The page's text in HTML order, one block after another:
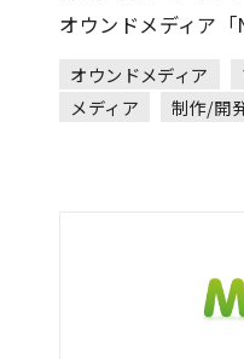
オウンドメディア
オウンドメディア
メディア
制作/開